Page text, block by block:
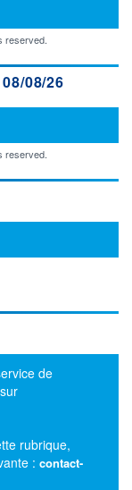
reserved.
08/26
reserved.
de
rubrique,
: contact-